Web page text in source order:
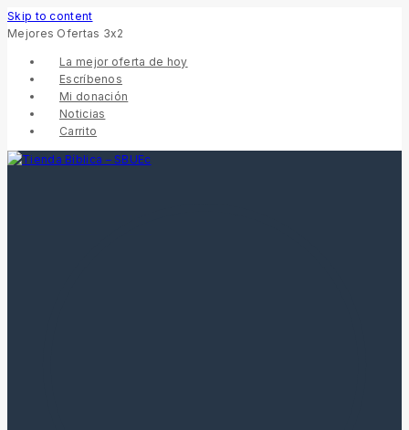
Skip to content
Mejores Ofertas 3x2
La mejor oferta de hoy
Escríbenos
Mi donación
Noticias
Carrito